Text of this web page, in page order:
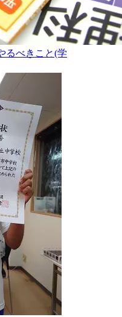
るべきこと(学